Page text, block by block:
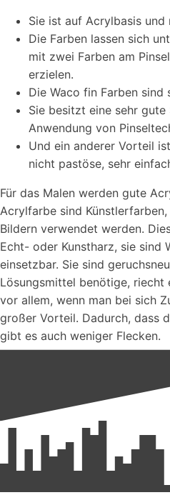
Sie ist auf Acrylbasis und
Die Farben lassen sich
mit zwei Farben am
erzielen.
Die Waco fin Farben sind
Sie besitzt eine sehr
Anwendung von
Und ein anderer Vorteil
nicht pastöse, sehr
Für das Malen werden gute
Acrylfarbe sind
Bildern verwendet werden.
Echt- oder Kunstharz, sie sind
einsetzbar. Sie sind
Lösungsmittel benötige, riecht
vor allem, wenn man bei sich
großer Vorteil. Dadurch, dass
gibt es auch weniger Flecken.